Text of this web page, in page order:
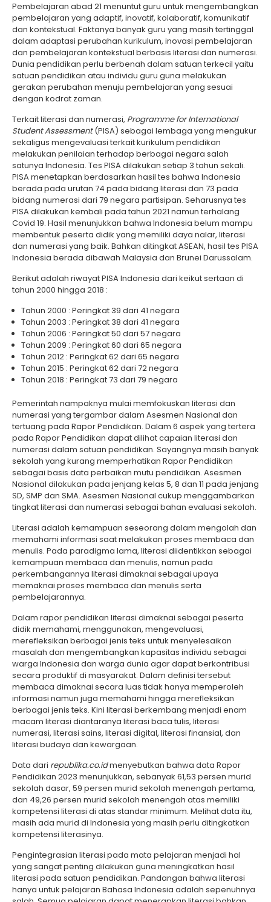
Pembelajaran abad 21 menuntut guru untuk mengembangkan
pembelajaran yang adaptif, inovatif, kolaboratif, komunikatif
dan kontekstual. Faktanya banyak guru yang masih tertinggal
dalam adaptasi perubahan kurikulum, inovasi pembelajaran
dan pembelajaran kontekstual berbasis literasi dan numerasi.
Dunia pendidikan perlu berbenah dalam satuan terkecil yaitu
satuan pendidikan atau individu guru guna melakukan
gerakan perubahan menuju pembelajaran yang sesuai
dengan kodrat zaman.
Terkait literasi dan numerasi, Programme for International
Student Assessment(PISA) sebagai lembaga yang mengukur
sekaligus mengevaluasi terkait kurikulum pendidikan
melakukan penilaian terhadap berbagai negara salah
satunya Indonesia. Tes PISA dilakukan setiap 3 tahun sekali.
PISA menetapkan berdasarkan hasil tes bahwa Indonesia
berada pada urutan 74 pada bidang literasi dan 73 pada
bidang numerasi dari 79 negara partisipan. Seharusnya tes
PISA dilakukan kembali pada tahun 2021 namun terhalang
Covid 19. Hasil menunjukkan bahwa Indonesia belum mampu
membentuk peserta didik yang memiliki daya nalar, literasi
dan numerasi yang baik. Bahkan ditingkat ASEAN, hasil tes PISA
Indonesia berada dibawah Malaysia dan Brunei Darussalam.
Berikut adalah riwayat PISA Indonesia dari keikut sertaan di
tahun 2000 hingga 2018 :
Tahun 2000 : Peringkat 39 dari 41 negara
Tahun 2003 : Peringkat 38 dari 41 negara
Tahun 2006 : Peringkat 50 dari 57 negara
Tahun 2009 : Peringkat 60 dari 65 negara
Tahun 2012 : Peringkat 62 dari 65 negara
Tahun 2015 : Peringkat 62 dari 72 negara
Tahun 2018 : Peringkat 73 dari 79 negara
Pemerintah nampaknya mulai memfokuskan literasi dan
numerasi yang tergambar dalam Asesmen Nasional dan
tertuang pada Rapor Pendidikan. Dalam 6 aspek yang tertera
pada Rapor Pendidikan dapat dilihat capaian literasi dan
numerasi dalam satuan pendidikan. Sayangnya masih banyak
sekolah yang kurang memperhatikan Rapor Pendidikan
sebagai basis data perbaikan mutu pendidikan. Asesmen
Nasional dilakukan pada jenjang kelas 5, 8 dan 11 pada jenjang
SD, SMP dan SMA. Asesmen Nasional cukup menggambarkan
tingkat literasi dan numerasi sebagai bahan evaluasi sekolah.
Literasi adalah kemampuan seseorang dalam mengolah dan
memahami informasi saat melakukan proses membaca dan
menulis. Pada paradigma lama, literasi diidentikkan sebagai
kemampuan membaca dan menulis, namun pada
perkembangannya literasi dimaknai sebagai upaya
memaknai proses membaca dan menulis serta
pembelajarannya.
Dalam rapor pendidikan literasi dimaknai sebagai peserta
didik memahami, menggunakan, mengevaluasi,
merefleksikan berbagai jenis teks untuk menyelesaikan
masalah dan mengembangkan kapasitas individu sebagai
warga Indonesia dan warga dunia agar dapat berkontribusi
secara produktif di masyarakat. Dalam definisi tersebut
membaca dimaknai secara luas tidak hanya memperoleh
informasi namun juga memahami hingga merefleksikan
berbagai jenis teks. Kini literasi berkembang menjadi enam
macam literasi diantaranya literasi baca tulis, literasi
numerasi, literasi sains, literasi digital, literasi finansial, dan
literasi budaya dan kewargaan.
Data dari republika.co.idmenyebutkan bahwa data Rapor
Pendidikan 2023 menunjukkan, sebanyak 61,53 persen murid
sekolah dasar, 59 persen murid sekolah menengah pertama,
dan 49,26 persen murid sekolah menengah atas memiliki
kompetensi literasi di atas standar minimum. Melihat data itu,
masih ada murid di Indonesia yang masih perlu ditingkatkan
kompetensi literasinya.
Pengintegrasian literasi pada mata pelajaran menjadi hal
yang sangat penting dilakukan guna meningkatkan hasil
literasi pada satuan pendidikan. Pandangan bahwa literasi
hanya untuk pelajaran Bahasa Indonesia adalah sepenuhnya